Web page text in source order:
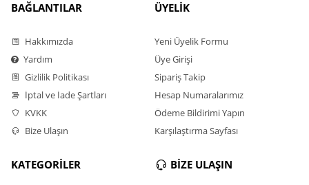
BAĞLANTILAR
Hakkımızda
Yardım
Gizlilik Politikası
İptal ve İade Şartları
KVKK
Bize Ulaşın
ÜYELİK
Yeni Üyelik Formu
Üye Girişi
Sipariş Takip
Hesap Numaralarımız
Ödeme Bildirimi Yapın
Karşılaştırma Sayfası
KATEGORİLER BİZE ULAŞIN